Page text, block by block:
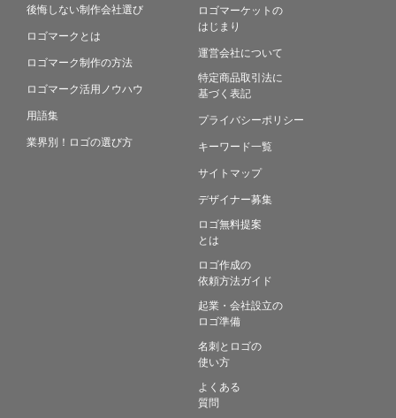
後悔しない制作会社選び
ロゴマークとは
ロゴマーク制作の方法
ロゴマーク活用ノウハウ
用語集
業界別！ロゴの選び方
ロゴマーケットの
はじまり
運営会社について
特定商品取引法に
基づく表記
プライバシーポリシー
キーワード一覧
サイトマップ
デザイナー募集
ロゴ無料提案
とは
ロゴ作成の
依頼方法ガイド
起業・会社設立の
ロゴ準備
名刺とロゴの
使い方
よくある
質問